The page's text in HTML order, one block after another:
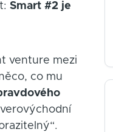
Smart #2 je
venture mezi
co mu